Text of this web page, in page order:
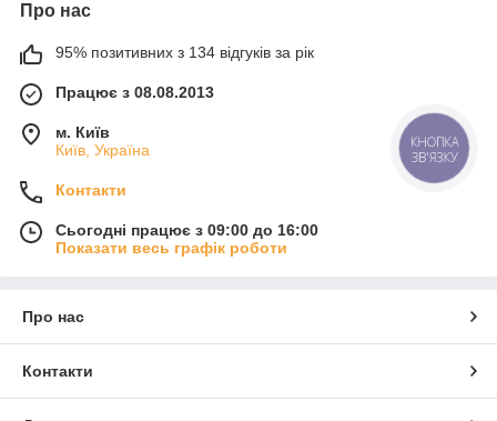
Про нас
95% позитивних з 134 відгуків за рік
Працює з 08.08.2013
м. Київ
Київ, Україна
Контакти
Сьогодні працює з 09:00 до 16:00
Показати весь графік роботи
Про нас
Контакти
КНОПКА
ЗВ'ЯЗКУ